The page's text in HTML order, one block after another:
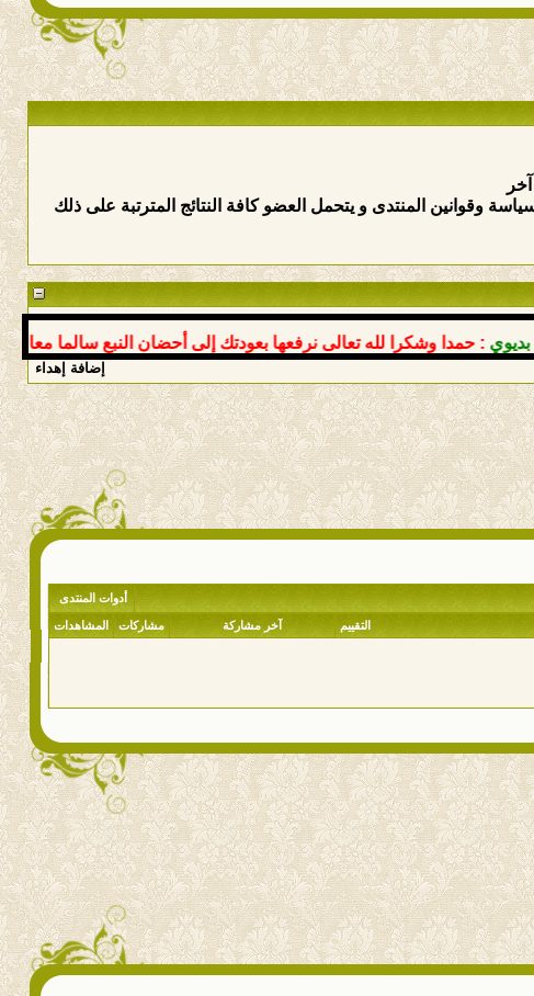
وقوانين المنتدى و يتحمل العضو كافة النتائج المترتبة على ذلك
: حمدا وشكرا لله تعالى نرفعها بعودتك إلى أحضان النبع سالما معافى
إضافة إهداء
أدوات المنتدى
التقييم آخر مشاركة مشاركات المشاهدات